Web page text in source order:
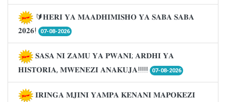
🔰𝐇𝐄𝐑𝐈 𝐘𝐀 𝐌𝐀𝐀𝐃𝐇𝐈𝐌𝐈𝐒𝐇𝐎 𝐘𝐀 𝐒𝐀𝐁𝐀 𝐒𝐀𝐁𝐀
𝟐𝟎𝟐𝟔!
07-08-2026
𝐒𝐀𝐒𝐀 𝐍𝐈 𝐙𝐀𝐌𝐔 𝐘𝐀 𝐏𝐖𝐀𝐍𝐈; 𝐀𝐑𝐃𝐇𝐈 𝐘𝐀
𝐇𝐈𝐒𝐓𝐎𝐑𝐈𝐀, 𝐌𝐖𝐄𝐍𝐄𝐙𝐈 𝐀𝐍𝐀𝐊𝐔𝐉𝐀!!!!!
07-08-2026
𝐈𝐑𝐈𝐍𝐆𝐀 𝐌𝐉𝐈𝐍𝐈 𝐘𝐀𝐌𝐏𝐀 𝐊𝐄𝐍𝐀𝐍𝐈 𝐌𝐀𝐏𝐎𝐊𝐄𝐙𝐈